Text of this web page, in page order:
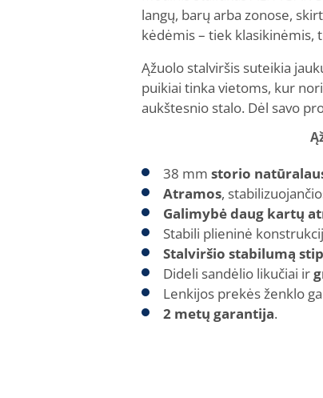
langų, barų arba zonose,
kėdėmis – tiek klasikinėmis,
Ąžuolo stalviršis suteikia
puikiai tinka vietoms, kur
aukštesnio stalo. Dėl savo
38 mm storio
Atramos,
Galimybė daug kartų
Stabili plieninė
Stalviršio stabilumą
Dideli sandėlio likučiai ir
Lenkijos prekės ženklo
2 metų garantija.